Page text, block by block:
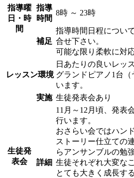
指導曜
日・時
間
指導
時間
8時 ～ 23時
補足
指導時間日程につい
合せ下さい。
可能な限り柔軟に対
レッスン環境
日あたりの良いレッ
グランドピアノ1台
います。
生徒発
表会
実施 生徒発表会あり
詳細
11月～12月頃、発表
行います。
おさらい会ではハン
ストーリー仕立ての
らアンサンブルの勉
生徒それぞれ大変な
とても大きく成長す